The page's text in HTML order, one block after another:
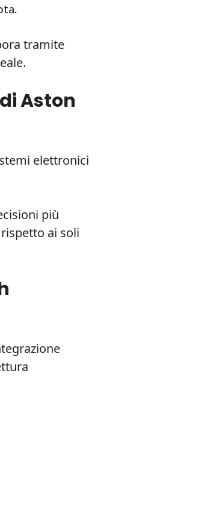
tramite
Aston
elettronici
più
ai soli